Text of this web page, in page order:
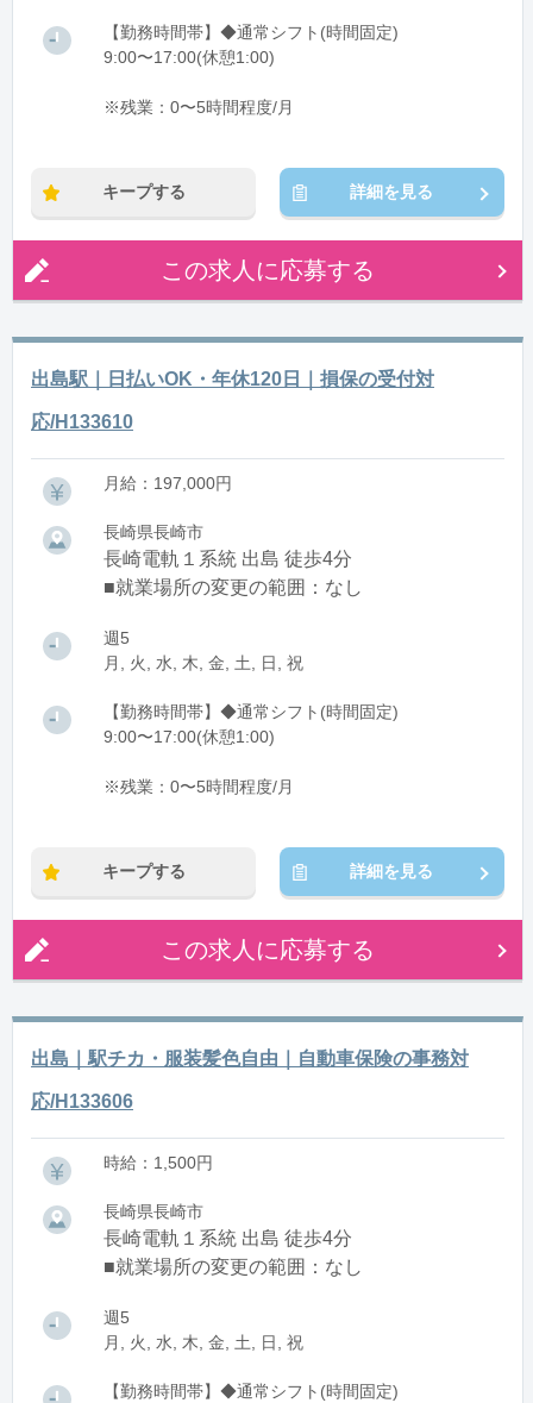
【勤務時間帯】◆通常シフト(時間固定)
9:00〜17:00(休憩1:00)
※残業：0〜5時間程度/月
キープする 詳細を見る
この求人に応募する
出島駅｜日払いOK・年休120日｜損保の受付対
応/H133610
月給：197,000円
長崎県長崎市
長崎電軌１系統 出島 徒歩4分
■就業場所の変更の範囲：なし
週5
月, 火, 水, 木, 金, 土, 日, 祝
【勤務時間帯】◆通常シフト(時間固定)
9:00〜17:00(休憩1:00)
※残業：0〜5時間程度/月
キープする 詳細を見る
この求人に応募する
出島｜駅チカ・服装髪色自由｜自動車保険の事務対
応/H133606
時給：1,500円
長崎県長崎市
長崎電軌１系統 出島 徒歩4分
■就業場所の変更の範囲：なし
週5
月, 火, 水, 木, 金, 土, 日, 祝
【勤務時間帯】◆通常シフト(時間固定)